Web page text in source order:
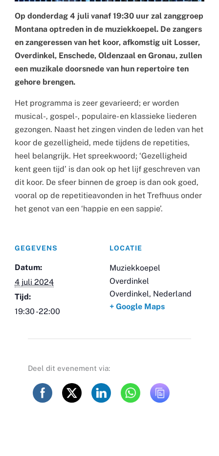
Op donderdag 4 juli vanaf 19:30 uur zal zanggroep
Montana optreden in de muziekkoepel. De zangers
en zangeressen van het koor, afkomstig uit Losser,
Overdinkel, Enschede, Oldenzaal en Gronau, zullen
een muzikale doorsnede van hun repertoire ten
gehore brengen.
Het programma is zeer gevarieerd; er worden
musical-, gospel-, populaire- en klassieke liederen
gezongen. Naast het zingen vinden de leden van het
koor de gezelligheid, mede tijdens de repetities,
heel belangrijk. Het spreekwoord; ‘Gezelligheid
kent geen tijd’ is dan ook op het lijf geschreven van
dit koor. De sfeer binnen de groep is dan ook goed,
vooral op de repetitieavonden in het Trefhuus onder
het genot van een ‘happie en een sappie’.
GEGEVENS
Datum:
4 juli 2024
Tijd:
19:30 -22:00
LOCATIE
Muziekkoepel
Overdinkel
Overdinkel, Nederland
+ Google Maps
Deel dit evenement via: